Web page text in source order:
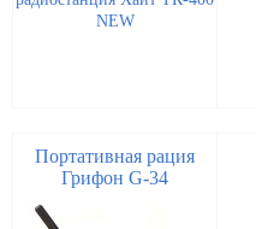
Портативная рация
Грифон G-34